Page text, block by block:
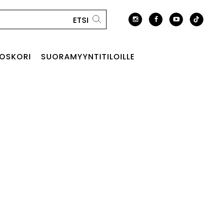
SUORAMYYNTITILOILLE